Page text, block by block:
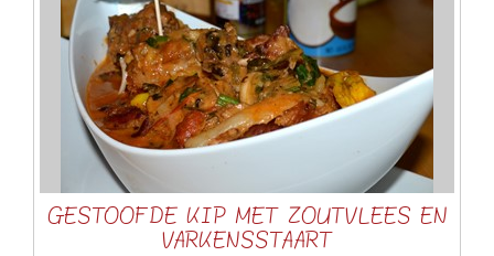
GESTOOFDE KIP MET ZOUTVLEES EN
VARKENSSTAART